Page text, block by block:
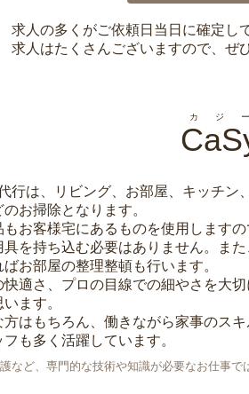
求人の多くがご依頼日当日に確定し
求人はたくさんございますので、ぜ
カジー
行は、リビング、お部屋、キッチン
お掃除となります。
お客様宅にあるものを使用します
を持ち込む必要はありません。ま
お部屋の整理整頓も行います。
快適さ、プロの目線での細やさを大
ます。
方はもちろん、働きながら家事のス
も多く活躍しています。
など、専門的な技術や知識が必要なお仕事で